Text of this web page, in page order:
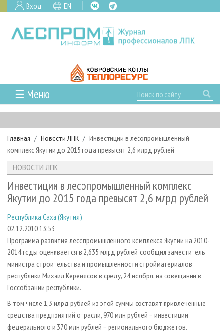
Вход EN
☰ Меню
ГЛАВНАЯ
РУБРИКИ И ТЕМЫ
РУБРИКИ ЖУРНАЛА
ЛЕСОЗАГОТОВКА
ЛЕСОПИЛЕНИЕ
СУШКА ДРЕВЕСИНЫ
ПРОИЗВОДСТВО ДРЕВЕСНЫХ ПЛИТ
ДЕРЕВЯННОЕ ДОМОСТРОЕНИЕ
ПРОИЗВОДСТВО МЕБЕЛИ
БИОЭНЕРГЕТИКА
ЦБП
ИНСТРУМЕНТ И МАТЕРИАЛЫ
НОВОСТИ
НОВОСТИ ЛПК
НОВОСТИ ЖУРНАЛА
ПРОЕКТЫ ЛПИ
АНАЛИТИКА
ПРЕДПРИЯТИЯ ЛПК
ПЕРСОНЫ
МОБИЛЬНЫЕ ВЫСТАВКИ
ОФИЦИАЛЬНЫЕ ДЕЛЕГАЦИИ
ПРИОРИТЕТНЫЕ ИНВЕСТПРОЕКТЫ
RUSSIAN FORESTRY REVIEW
ГАЗЕТА ЛЕСПРОМФОРУМ
БИБЛИОТЕКА СПЕЦИАЛИСТА
АРХИВ ЖУРНАЛОВ
СТАТЬИ
О ЖУРНАЛЕ
ПОДПИСКА
КОНТАКТЫ
РЕКЛАМОДАТЕЛЯМ
РЕКЛАМА
РЕКЛАМА НА САЙТЕ
Главная Новости ЛПК
Инвестиции в лесопромышленный
комплекс Якутии до 2015 года превысят 2,6 млрд рублей
НОВОСТИ ЛПК
Инвестиции в лесопромышленный комплекс
Якутии до 2015 года превысят 2,6 млрд рублей
Республика Саха (Якутия)
02.12.2010 13:53
Программа развития лесопромышленного комплекса Якутии на 2010-
2014 годы оценивается в 2,635 млрд рублей, сообщил заместитель
министра строительства и промышленности стройматериалов
республики Михаил Керемясов в среду, 24 ноября, на совещании в
Госсобрании республики.
В том числе 1,3 млрд рублей из этой суммы составят привлеченные
средства предприятий отрасли, 970 млн рублей − инвестиции
федерального и 370 млн рублей − регионального бюджетов.